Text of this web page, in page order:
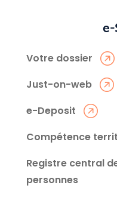
Votre dossier
Just-on-web
e-Deposit
Compétence
Registre central
personnes